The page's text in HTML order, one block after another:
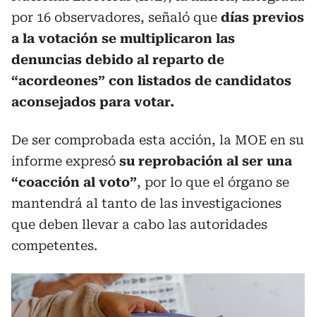
por 16 observadores, señaló que días previos
a la votación se multiplicaron las
denuncias debido al reparto de
“acordeones” con listados de candidatos
aconsejados para votar.
De ser comprobada esta acción, la MOE en su
informe expresó su reprobación al ser una
“coacción al voto”, por lo que el órgano se
mantendrá al tanto de las investigaciones
que deben llevar a cabo las autoridades
competentes.